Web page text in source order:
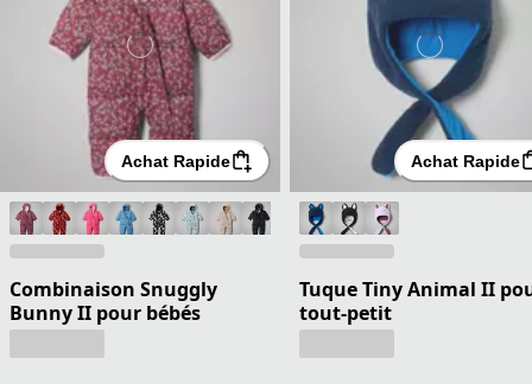
Achat Rapide
Combinaison Snuggly
Bunny II pour bébés
Achat Rapide
Tuque Tiny Animal II
tout-petit